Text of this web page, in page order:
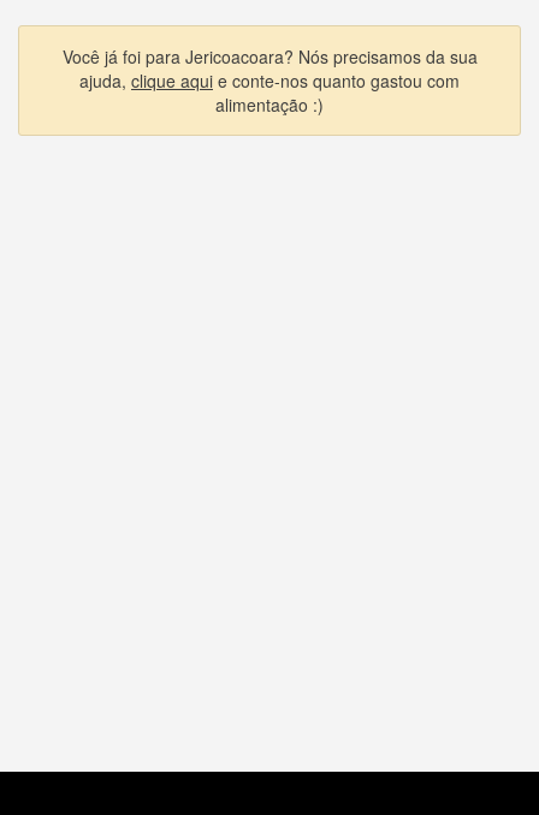
Você já foi para Jericoacoara? Nós precisamos da sua
ajuda, clique aqui e conte-nos quanto gastou com
alimentação :)